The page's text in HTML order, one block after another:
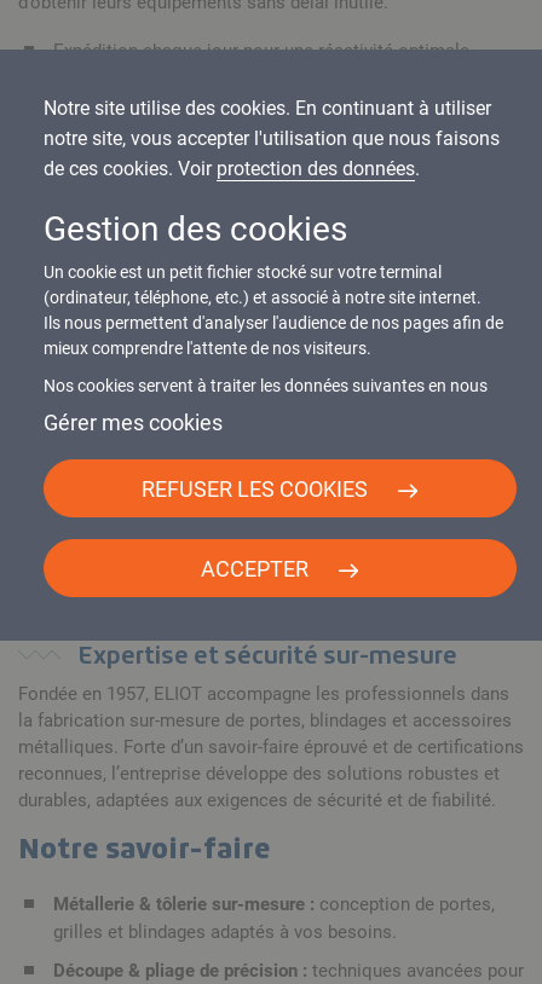
Expédition chaque jour pour une réactivité optimale.
Livraison flexible en fonction des impératifs du client.
Demandez votre devis
Besoin d’une solution sur-mesure ? Obtenez votre devis en
Discutons de votre projet
Expertise et sécurité sur-mesure
Fondée en 1957, ELIOT accompagne les professionnels dans
la fabrication sur-mesure de portes, blindages et accessoires
métalliques. Forte d’un savoir-faire éprouvé et de certifications
reconnues, l’entreprise développe des solutions robustes et
durables, adaptées aux exigences de sécurité et de fiabilité.
Notre savoir-faire
Métallerie & tôlerie sur-mesure : conception de portes,
grilles et blindages adaptés à vos besoins.
Découpe & pliage de précision : techniques avancées pour
Notre site utilise des cookies. En continuant à utiliser
notre site, vous accepter l'utilisation que nous faisons
de ces cookies. Voir protection des données.
Gestion des cookies
Un cookie est un petit fichier stocké sur votre terminal
(ordinateur, téléphone, etc.) et associé à notre site internet.
Ils nous permettent d'analyser l'audience de nos pages afin de
mieux comprendre l'attente de nos visiteurs.
Nos cookies servent à traiter les données suivantes en nous
basant sur votre consentement et/ou notre intérêt légitime :
contenus personnalisés, mesure de performance du contenu,
données d’audience, ...
Gérer mes cookies
REFUSER LES COOKIES
ACCEPTER